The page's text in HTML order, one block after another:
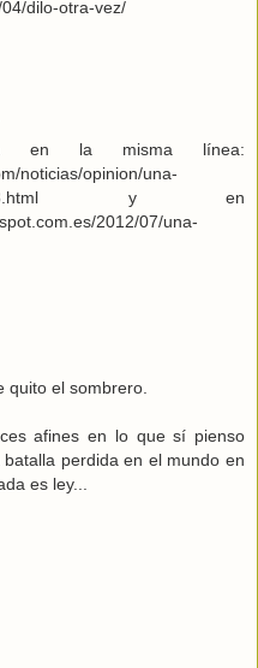
dilo-otra-vez/
en la misma línea:
noticias/opinion/una-
y en
2012/07/una-
quito el sombrero.
afines en lo que sí pienso
perdida en el mundo en
es ley...